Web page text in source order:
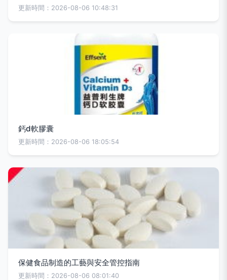
更新時間：2026-08-06 10:48:31
鈣d軟膠囊
更新時間：2026-08-06 18:05:54
保健食品制造的工藝與安全管控指南
更新時間：2026-08-06 08:01:40